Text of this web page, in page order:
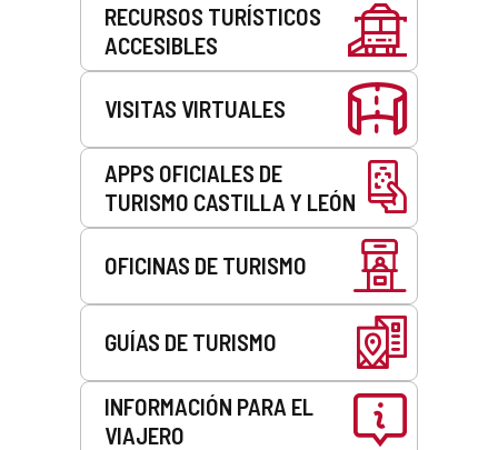
RECURSOS TURÍSTICOS
ACCESIBLES
VISITAS VIRTUALES
APPS OFICIALES DE
TURISMO CASTILLA Y LEÓN
OFICINAS DE TURISMO
GUÍAS DE TURISMO
INFORMACIÓN PARA EL
VIAJERO